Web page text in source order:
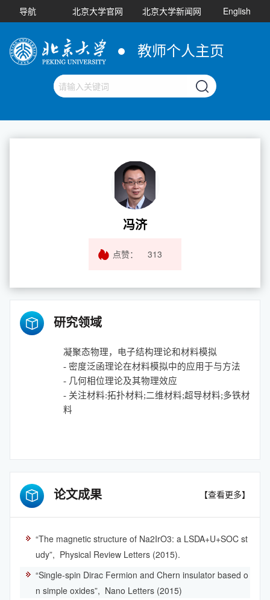
导航 北京大学官网 北京大学新闻网 English
教师个人主页
冯济
点赞： 313
研究领域
凝聚态物理，电子结构理论和材料模拟
- 密度泛函理论在材料模拟中的应用于与方法
- 几何相位理论及其物理效应
- 关注材料:拓扑材料;二维材料;超导材料;多铁材
料
论文成果 【查看更多】
“The magnetic structure of Na2IrO3: a LSDA+U+SOC st
udy”, Physical Review Letters (2015).
“Single-spin Dirac Fermion and Chern insulator based o
n simple oxides”, Nano Letters (2015)